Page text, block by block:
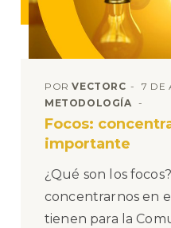
PORVECTORC
7 DE
METODOLOGÍA
Focos:
importante
¿Qué son los
concentrarnos en
tienen para la